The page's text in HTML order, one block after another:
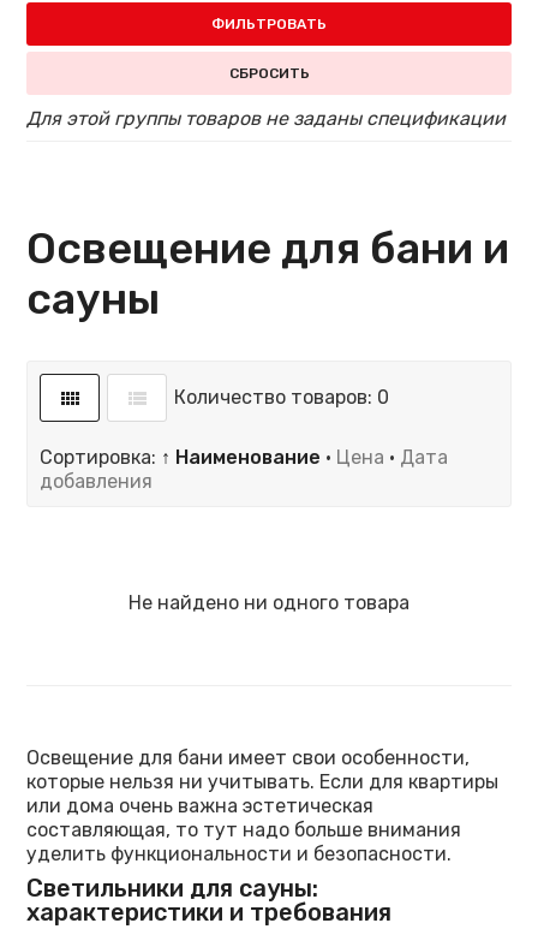
ФИЛЬТРОВАТЬ
СБРОСИТЬ
Для этой группы товаров не заданы спецификации
Освещение для бани и
сауны
Количество товаров: 0
Сортировка: ↑ Наименование · Цена · Дата
добавления
Не найдено ни одного товара
Освещение для бани имеет свои особенности,
которые нельзя ни учитывать. Если для квартиры
или дома очень важна эстетическая
составляющая, то тут надо больше внимания
уделить функциональности и безопасности.
Светильники для сауны:
характеристики и требования